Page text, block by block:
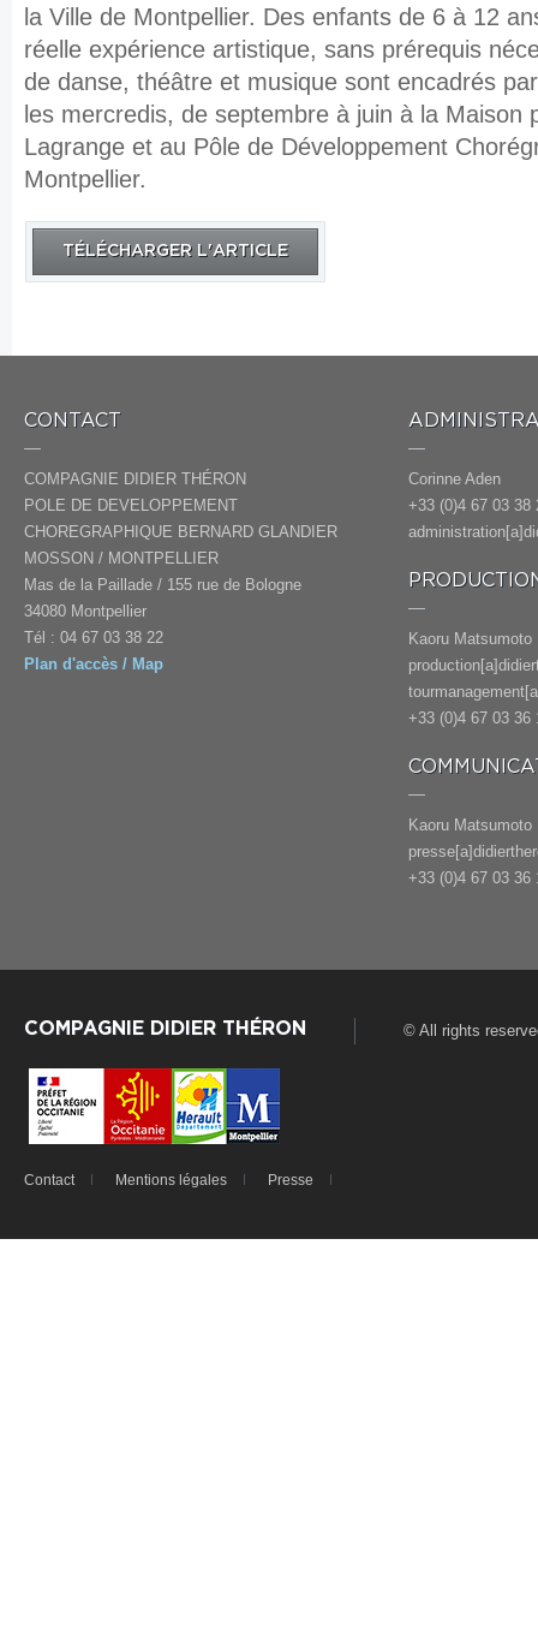
la Ville de Montpellier. Des enfants de 6 à 12
réelle expérience artistique, sans prérequis
de danse, théâtre et musique sont encadrés
les mercredis, de septembre à juin à la Maison
Lagrange et au Pôle de Développement
Montpellier.
TÉLÉCHARGER L'ARTICLE
CONTACT
COMPAGNIE DIDIER THÉRON
POLE DE DEVELOPPEMENT
CHOREGRAPHIQUE BERNARD GLANDIER
MOSSON / MONTPELLIER
Mas de la Paillade / 155 rue de Bologne
34080 Montpellier
Tél : 04 67 03 38 22
Plan d'accès / Map
Corinne Aden
+33 (0)4 67 03 38
Kaoru Matsumoto
+33 (0)4 67 03 36
Kaoru Matsumoto
+33 (0)4 67 03 36
COMPAGNIE DIDIER THÉRON © All rights
Contact Mentions légales Presse